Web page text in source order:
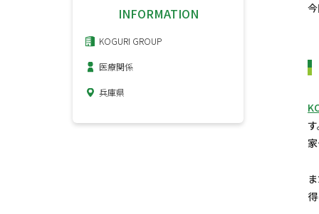
INFORMATION
KOGURI GROUP
医療関係
兵庫県